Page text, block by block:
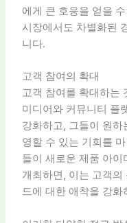
에게 큰 호응을 얻을
시장에서도 차별화된
니다.
고객 참여의 확대
고객 참여를 확대하는
미디어와 커뮤니티 플
강화하고, 그들이 원
영할 수 있는 기회를
들이 새로운 제품 아
개최하면, 이는 고객
드에 대한 애착을 강